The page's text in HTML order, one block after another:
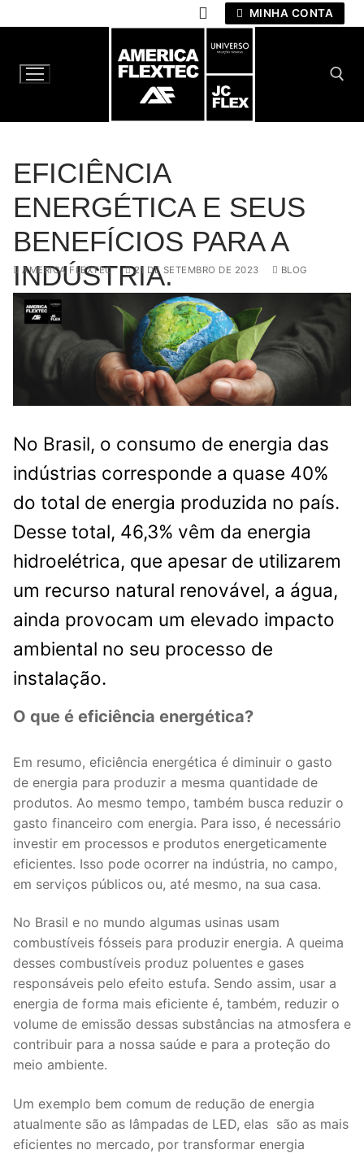
para
conteúdo
MINHA CONTA
EFICIÊNCIA
ENERGÉTICA E SEUS
BENEFÍCIOS PARA A
INDÚSTRIA.
AMERICA FLEXTEC 21 DE SETEMBRO DE 2023 BLOG
No Brasil, o consumo de energia das
indústrias corresponde a quase 40%
do total de energia produzida no país.
Desse total, 46,3% vêm da energia
hidroelétrica, que apesar de utilizarem
um recurso natural renovável, a água,
ainda provocam um elevado impacto
ambiental no seu processo de
instalação.
O que é eficiência energética?
Em resumo, eficiência energética é diminuir o gasto
de energia para produzir a mesma quantidade de
produtos. Ao mesmo tempo, também busca reduzir o
gasto financeiro com energia. Para isso, é necessário
investir em processos e produtos energeticamente
eficientes. Isso pode ocorrer na indústria, no campo,
em serviços públicos ou, até mesmo, na sua casa.
No Brasil e no mundo algumas usinas usam
combustíveis fósseis para produzir energia. A queima
desses combustíveis produz poluentes e gases
responsáveis pelo efeito estufa. Sendo assim, usar a
energia de forma mais eficiente é, também, reduzir o
volume de emissão dessas substâncias na atmosfera e
contribuir para a nossa saúde e para a proteção do
meio ambiente.
Um exemplo bem comum de redução de energia
atualmente são as lâmpadas de LED, elas são as mais
eficientes no mercado, por transformar energia